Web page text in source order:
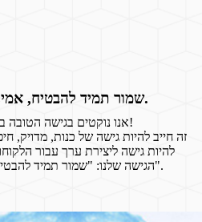
שמור תמיד להבטיח, אמינות קיצונית ויושרה.
אנו נוקטים בגישה הטובה ביותר להכנת מכונות!
זה חייב להיות גישה של כנות, מדויק,
להיות גישה ליצירת ערך עבור
הגישה שלנו: "שמור תמיד להבטיח, אמינות קיצונית ויושרה".